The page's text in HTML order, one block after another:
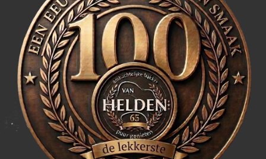
nieuws >
lunchroom >
de ijsspecialist >
flakkeecialiteiten >
skitaart >
webshop >